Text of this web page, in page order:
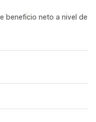
beneficio neto a nivel de